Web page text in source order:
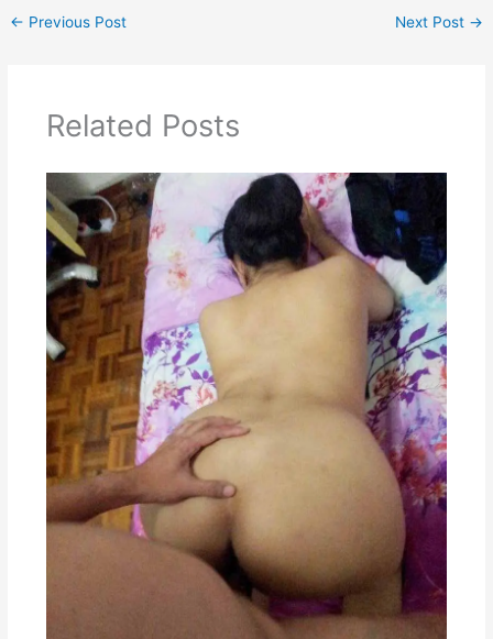
← Previous Post Next Post →
Related Posts